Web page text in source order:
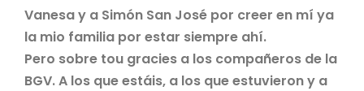
Vanesa y a Simón San José por creer en mí ya
la mio familia por estar siempre ahí.
Pero sobre tou gracies a los compañeros de la
BGV. A los que estáis, a los que estuvieron y a